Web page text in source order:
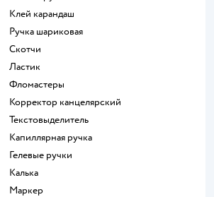
Клей карандаш
Ручка шариковая
Скотчи
Ластик
Фломастеры
Корректор канцелярский
Текстовыделитель
Капиллярная ручка
Гелевые ручки
Калька
Маркер